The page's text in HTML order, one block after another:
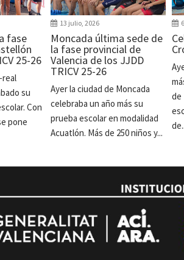
fase
25-26
real
su
Con
pone
13 julio, 2026
Moncada última sede de
la fase provincial de
Valencia de los JJDD
TRICV 25-26
Ayer la ciudad de Moncada
celebraba un año más su
prueba escolar en modalidad
Acuatlón. Más de 250 niños y...
de